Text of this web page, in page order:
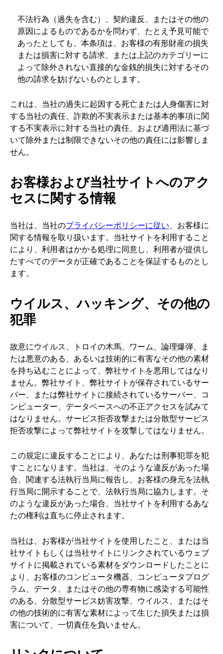
不法行為（過失を含む）、契約違反、またはその他の
原因によるものであるかを問わず、たとえ予見可能で
あったとしても、本条項は、お客様の有形財産の損失
または損害に対する請求、または上記のカテゴリーに
よって除外されない直接的な金銭的損失に対するその
他の請求を妨げないものとします。
これは、当社の過失に起因する死亡または人身傷害に対
する当社の責任、詐欺的不実表示または基本的事項に関
する不実表示に対する当社の責任、および適用法に基づ
いて除外または制限できないその他の責任には影響しま
せん。
お客様および当社サイトへのアク
セスに関する情報
当社は、当社のプライバシーポリシーに従い、お客様に
関する情報を取り扱います。当社サイトを利用すること
により、利用者はかかる処理に同意し、利用者が提供し
たすべてのデータが正確であることを保証するものとし
ます。
ウイルス、ハッキング、その他の
犯罪
故意にウイルス、トロイの木馬、ワーム、論理爆弾、ま
たは悪意のある、あるいは技術的に有害なその他の素材
を持ち込むことによって、弊社サイトを悪用してはなり
ません。弊社サイト、弊社サイトが保存されているサー
バー、または弊社サイトに接続されているサーバー、コ
ンピューター、データベースへの不正アクセスを試みて
はなりません。サービス拒否攻撃または分散型サービス
拒否攻撃によって弊社サイトを攻撃してはなりません。
この規定に違反することにより、あなたは刑事犯罪を犯
すことになります。当社は、そのような違反があった場
合、関連する法執行当局に報告し、お客様の身元を法執
行当局に開示することで、法執行当局に協力します。そ
のような違反があった場合、当社サイトを利用するあな
たの権利は直ちに停止されます。
当社は、お客様が当社サイトを使用したこと、または当
社サイトもしくは当社サイトにリンクされているウェブ
サイトに掲載されている素材をダウンロードしたことに
より、お客様のコンピュータ機器、コンピュータプログ
ラム、データ、またはその他の専有物に感染する可能性
のある、分散型サービス妨害攻撃、ウイルス、またはそ
の他の技術的に有害な素材によって生じた損失または損
害について、一切責任を負いません。